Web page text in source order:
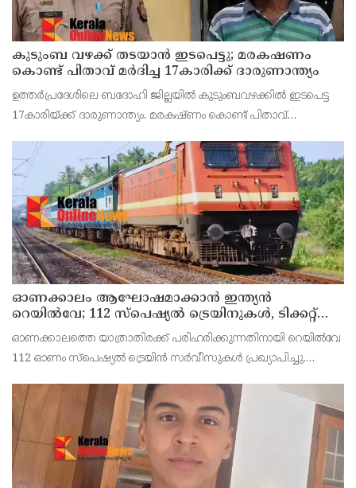
കുടുംബ വഴക്ക് തടയാന്‍ ഇടപെട്ടു; മരകഷണം
കൊണ്ട് പിതാവ് മർദിച്ച 17കാരിക്ക് ദാരുണാന്ത്യം
ഉത്തര്‍പ്രദേശിലെ ബദോഹി ജില്ലയില്‍ കുടുംബവഴക്കില്‍ ഇടപെട്ട
17കാരിയ്ക്ക് ദാരുണാന്ത്യം. മരകഷ്ണം കൊണ്ട് പിതാവ്
പിതാവ് രാജേഷ് യാദവിനെ പൊലീസ് അറസ്റ്റ് ചെയ്തു.
ഓണക്കാലം ആഘോഷമാക്കാൻ ഇന്ത്യൻ
റെയിൽവേ; 112 സ്പെഷ്യൽ ട്രെയിനുകൾ, ടിക്കറ്റ്
ബുക്കിംഗുകൾ ഉടൻ ആരംഭിക്കും
ഓണക്കാലത്തെ യാത്രാതിരക്ക് പരിഹരിക്കുന്നതിനായി റെയിൽവേ
112 ഓണം സ്പെഷ്യൽ ട്രെയിൻ സർവീസുകൾ പ്രഖ്യാപിച്ചു.
ട്രെയിനുകൾ ഓടുക. മറുനാടൻ മലയാളികൾക്കും വിദ്യാ